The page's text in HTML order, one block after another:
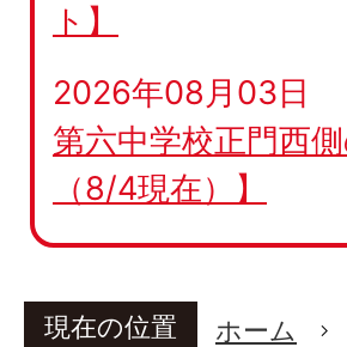
ト】
2026年08月03日
第六中学校正門西
（8/4現在）】
現在の位置 ホーム